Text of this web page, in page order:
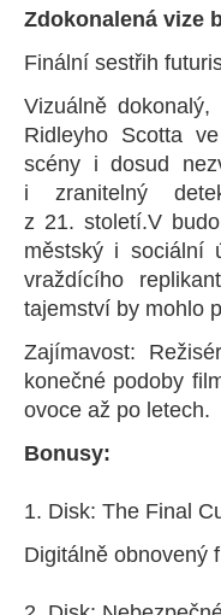
Zdokonalená vize
Finální sestřih
Vizuálně
Ridleyho Scotta
scény i dosud
i zranitelný
z 21. století­.V
městský i sociální
vraždícího
tajemství by mohlo
Zajímavost:
konečné podoby
ovoce až po letech.
Bonusy:
1. Disk: The Final
Digitálně obnovený